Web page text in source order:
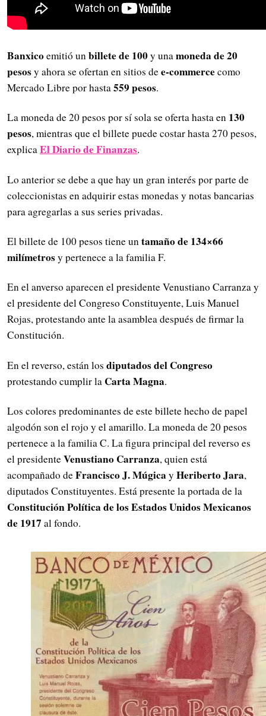
Banxicoemitió unbillete de 100y unamoneda de 20
pesosy ahora se ofertan en sitios dee-commercecomo
Mercado Libre por hasta559 pesos.
La moneda de 20 pesos por sí sola se oferta hasta en 130
pesos, mientras que el billete puede costar hasta 270 pesos,
explicaEl Diario de Finanzas.
Lo anterior se debe a que hay un gran interés por parte de
coleccionistas en adquirir estas monedas y notas bancarias
para agregarlas a sus series privadas.
El billete de 100 pesos tiene untamaño de 134×66
milímetrosy pertenece a la familia F.
En el anverso aparecen el presidente Venustiano Carranza y
el presidente del Congreso Constituyente, Luis Manuel
Rojas, protestando ante la asamblea después de firmar la
Constitución.
En el reverso, están los diputados del Congreso
protestando cumplir la Carta Magna.
Los colores predominantes de este billete hecho de papel
algodón son el rojo y el amarillo. La moneda de 20 pesos
pertenece a la familia C. La figura principal del reverso es
el presidenteVenustiano Carranza, quien está
acompañado deFrancisco J. Múgica y Heriberto Jara,
diputados Constituyentes. Está presente la portada de la
Constitución Política de los Estados Unidos Mexicanos
de 1917 al fondo.